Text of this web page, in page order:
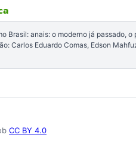
Brasil: anais: o moderno já passado,
Carlos Eduardo Comas, Edson
CC BY 4.0